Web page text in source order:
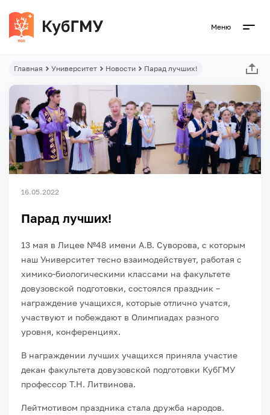
Меню
Главная Университет Новости Парад лучших!
16.05.2022
Парад лучших!
13 мая в Лицее №48 имени А.В. Суворова, с которым
наш Университет тесно взаимодействует, работая с
химико-биологическими классами на факультете
довузовской подготовки, состоялся праздник –
награждение учащихся, которые отлично учатся,
участвуют и побеждают в Олимпиадах разного
уровня, конференциях.
В награждении лучших учащихся приняла участие
декан факультета довузовской подготовки КубГМУ
профессор Т.Н. Литвинова.
Лейтмотивом праздника стала дружба народов.